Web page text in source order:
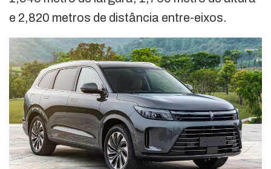
e 2,820 metros de distância entre-eixos.